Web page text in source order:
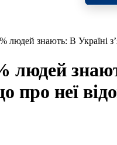
людей знають: В Україні
людей
про неї